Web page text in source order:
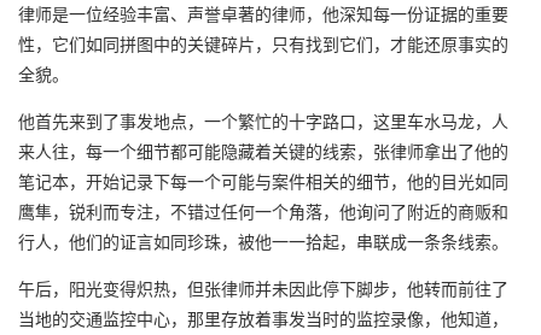
律师是一位经验丰富、声誉卓著的律师，他深知每一份证据的重要
性，它们如同拼图中的关键碎片，只有找到它们，才能还原事实的
全貌。
他首先来到了事发地点，一个繁忙的十字路口，这里车水马龙，人
来人往，每一个细节都可能隐藏着关键的线索，张律师拿出了他的
笔记本，开始记录下每一个可能与案件相关的细节，他的目光如同
鹰隼，锐利而专注，不错过任何一个角落，他询问了附近的商贩和
行人，他们的证言如同珍珠，被他一一拾起，串联成一条条线索。
午后，阳光变得炽热，但张律师并未因此停下脚步，他转而前往了
当地的交通监控中心，那里存放着事发当时的监控录像，他知道，